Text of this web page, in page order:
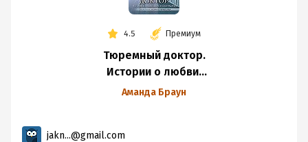
4.5 Премиум
Тюремный доктор.
Истории о любви,
вере и сострадании
Аманда Браун
jakn...@gmail.com